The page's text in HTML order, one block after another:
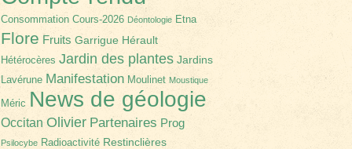
Consommation Cours-2026 Déontologie Etna
Flore Fruits Garrigue Hérault
Hétérocères Jardin des plantes Jardins
Lavérune Manifestation Moulinet Moustique
Méric News de géologie
Occitan Olivier Partenaires Prog
Psilocybe Radioactivité Restinclières